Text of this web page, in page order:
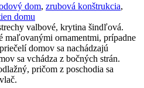
dom, zrubová konštrukcia,
domu
valbové, krytina šindľová.
maľovanými ornamentmi, prípadne
domov sa nachádzajú
sa vchádza z bočných strán.
pričom z poschodia sa